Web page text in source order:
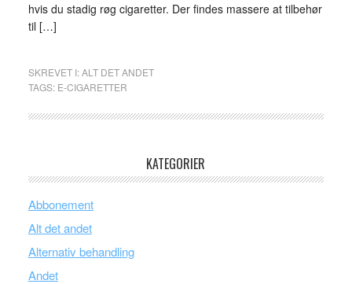
hvis du stadig røg cigaretter. Der findes massere at tilbehør
til […]
SKREVET I:ALT DET ANDET
TAGS: E-CIGARETTER
KATEGORIER
Abbonement
Alt det andet
Alternativ behandling
Andet